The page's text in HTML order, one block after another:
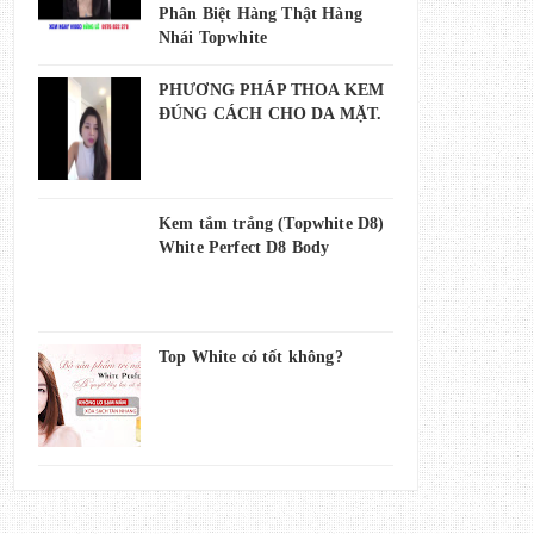
Phân Biệt Hàng Thật Hàng
Nhái Topwhite
PHƯƠNG PHÁP THOA KEM
ĐÚNG CÁCH CHO DA MẶT.
Kem tắm trắng (Topwhite D8)
White Perfect D8 Body
Top White có tốt không?